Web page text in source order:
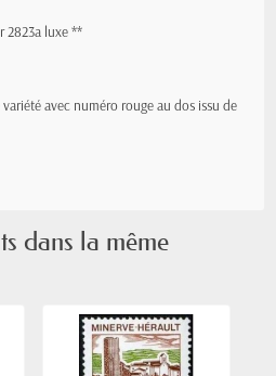
2823a luxe **
avec numéro rouge au dos issu de
dans la même